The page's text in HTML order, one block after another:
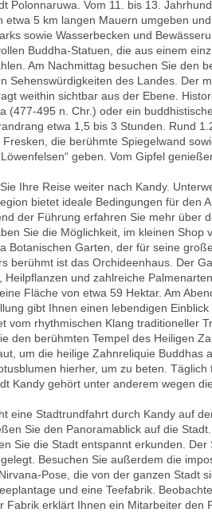
Polonnaruwa. Vom 11. bis 13.
5 km langen Mauern umgeben
sowie Wasserbecken und
Buddha-Statuen, die aus einem
Am Nachmittag besuchen Sie den
Sehenswürdigkeiten des Landes. Der
weithin sichtbar aus der Ebene.
(477-495 n. Chr.) oder ein
etwa 1,5 bis 3 Stunden. Rund
die berühmte Spiegelwand
geben. Vom Gipfel
Ihre Reise weiter nach Kandy.
bietet ideale Bedingungen für den
der Führung erfahren Sie mehr über
Sie die Möglichkeit, im kleinen Shop
Botanischen Garten, der für seine
berühmt ist das Orchideenhaus. Der
und zahlreiche
Fläche von etwa 59 Hektar. Am
gibt Ihnen einen lebendigen
vom rhythmischen Klang traditioneller
den berühmten Tempel des Heiligen
um die heilige Zahnreliquie Buddhas
hierher, um zu beten.
Kandy gehört unter anderem wegen
eine Stadtrundfahrt durch Kandy auf
Sie den Panoramablick auf die
Sie die Stadt entspannt erkunden.
Besuchen Sie außerdem die
Pose, die von der ganzen Stadt
und eine Teefabrik.
erklärt Ihnen ein Mitarbeiter den